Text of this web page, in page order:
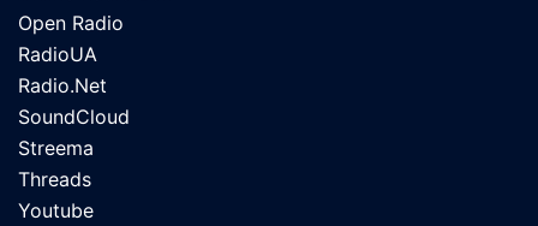
Open Radio
RadioUA
Radio.Net
SoundCloud
Streema
Threads
Youtube